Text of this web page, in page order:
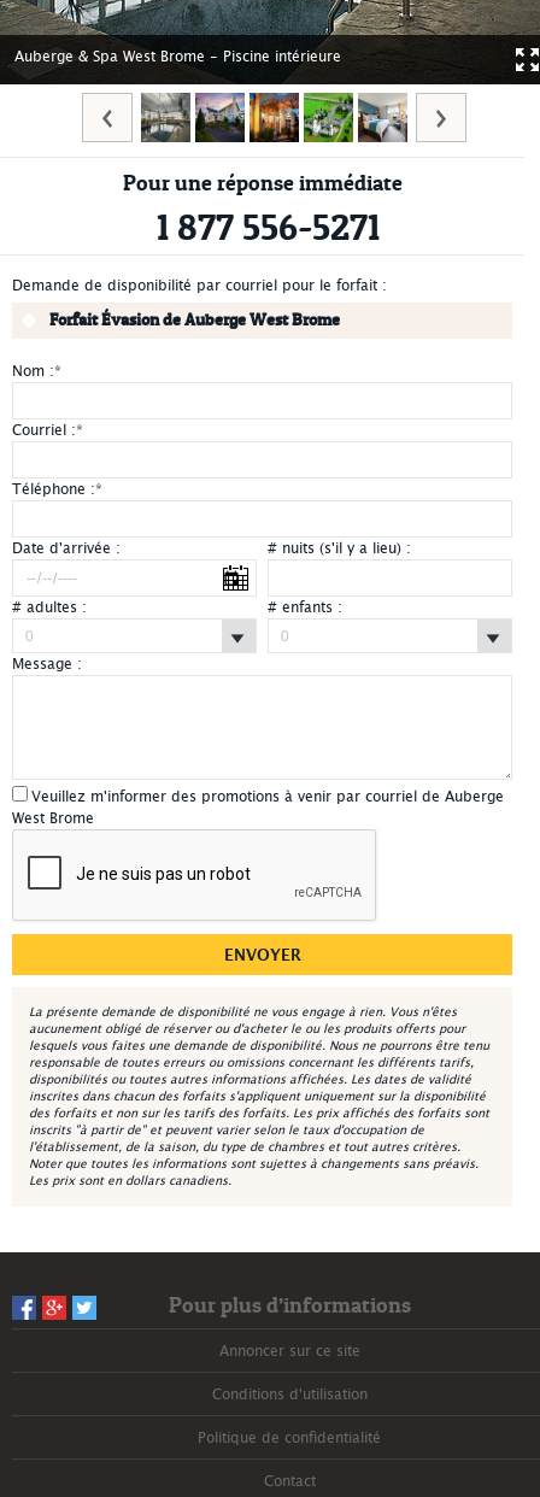
Auberge & Spa West Brome - Piscine intérieure
Pour une réponse immédiate
1 877 556-5271
Demande de disponibilité par courriel pour le forfait :
Forfait Évasion de Auberge West Brome
Nom :*
Courriel :*
Téléphone :*
Date d'arrivée : # nuits (s'il y a lieu) :
# adultes : # enfants :
Message :
Veuillez m'informer des promotions à venir par courriel de Auberge
West Brome
La présente demande de disponibilité ne vous engage à rien. Vous n'êtes
aucunement obligé de réserver ou d'acheter le ou les produits offerts pour
lesquels vous faites une demande de disponibilité. Nous ne pourrons être tenu
responsable de toutes erreurs ou omissions concernant les différents tarifs,
disponibilités ou toutes autres informations affichées. Les dates de validité
inscrites dans chacun des forfaits s'appliquent uniquement sur la disponibilité
des forfaits et non sur les tarifs des forfaits. Les prix affichés des forfaits sont
inscrits "à partir de" et peuvent varier selon le taux d'occupation de
l'établissement, de la saison, du type de chambres et tout autres critères.
Noter que toutes les informations sont sujettes à changements sans préavis.
Les prix sont en dollars canadiens.
Pour plus d’informations
Annoncer sur ce site
Conditions d'utilisation
Politique de confidentialité
Contact